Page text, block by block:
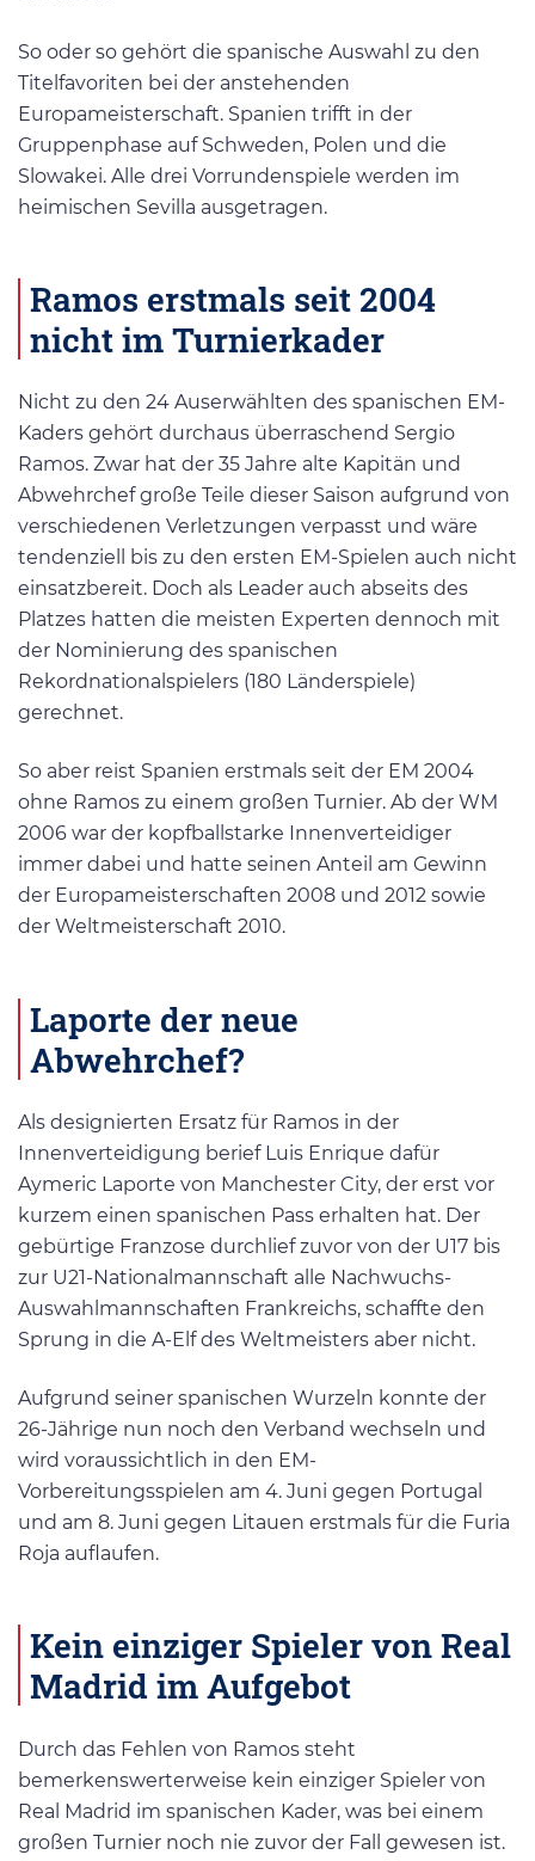
So oder so gehört die spanische Auswahl zu den
Titelfavoriten bei der anstehenden
Europameisterschaft. Spanien trifft in der
Gruppenphase auf Schweden, Polen und die
Slowakei. Alle drei Vorrundenspiele werden im
heimischen Sevilla ausgetragen.
Ramos erstmals seit 2004
nicht im Turnierkader
Nicht zu den 24 Auserwählten des spanischen EM-
Kaders gehört durchaus überraschend Sergio
Ramos. Zwar hat der 35 Jahre alte Kapitän und
Abwehrchef große Teile dieser Saison aufgrund von
verschiedenen Verletzungen verpasst und wäre
tendenziell bis zu den ersten EM-Spielen auch nicht
einsatzbereit. Doch als Leader auch abseits des
Platzes hatten die meisten Experten dennoch mit
der Nominierung des spanischen
Rekordnationalspielers (180 Länderspiele)
gerechnet.
So aber reist Spanien erstmals seit der EM 2004
ohne Ramos zu einem großen Turnier. Ab der WM
2006 war der kopfballstarke Innenverteidiger
immer dabei und hatte seinen Anteil am Gewinn
der Europameisterschaften 2008 und 2012 sowie
der Weltmeisterschaft 2010.
Laporte der neue
Abwehrchef?
Als designierten Ersatz für Ramos in der
Innenverteidigung berief Luis Enrique dafür
Aymeric Laporte von Manchester City, der erst vor
kurzem einen spanischen Pass erhalten hat. Der
gebürtige Franzose durchlief zuvor von der U17 bis
zur U21-Nationalmannschaft alle Nachwuchs-
Auswahlmannschaften Frankreichs, schaffte den
Sprung in die A-Elf des Weltmeisters aber nicht.
Aufgrund seiner spanischen Wurzeln konnte der
26-Jährige nun noch den Verband wechseln und
wird voraussichtlich in den EM-
Vorbereitungsspielen am 4. Juni gegen Portugal
und am 8. Juni gegen Litauen erstmals für die Furia
Roja auflaufen.
Kein einziger Spieler von Real
Madrid im Aufgebot
Durch das Fehlen von Ramos steht
bemerkenswerterweise kein einziger Spieler von
Real Madrid im spanischen Kader, was bei einem
großen Turnier noch nie zuvor der Fall gewesen ist.